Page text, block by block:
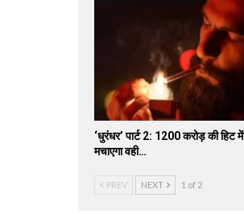
‘धुरंधर’ पार्ट 2: 1200 करोड़ की हिट
मचाएगा वही…
PREV NEXT 1 of 2